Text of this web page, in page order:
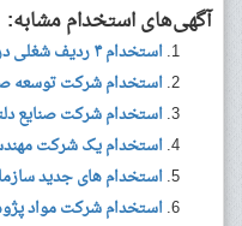
آگهی‌های استخدام مشابه:
استخدام ۴ ردیف شغلی در صنایع لفاف زرین در تهران
استخدام شرکت توسعه
استخدام شرکت صنایع
استخدام یک شرکت مهندسین
استخدام های جدید
استخدام شرکت مواد